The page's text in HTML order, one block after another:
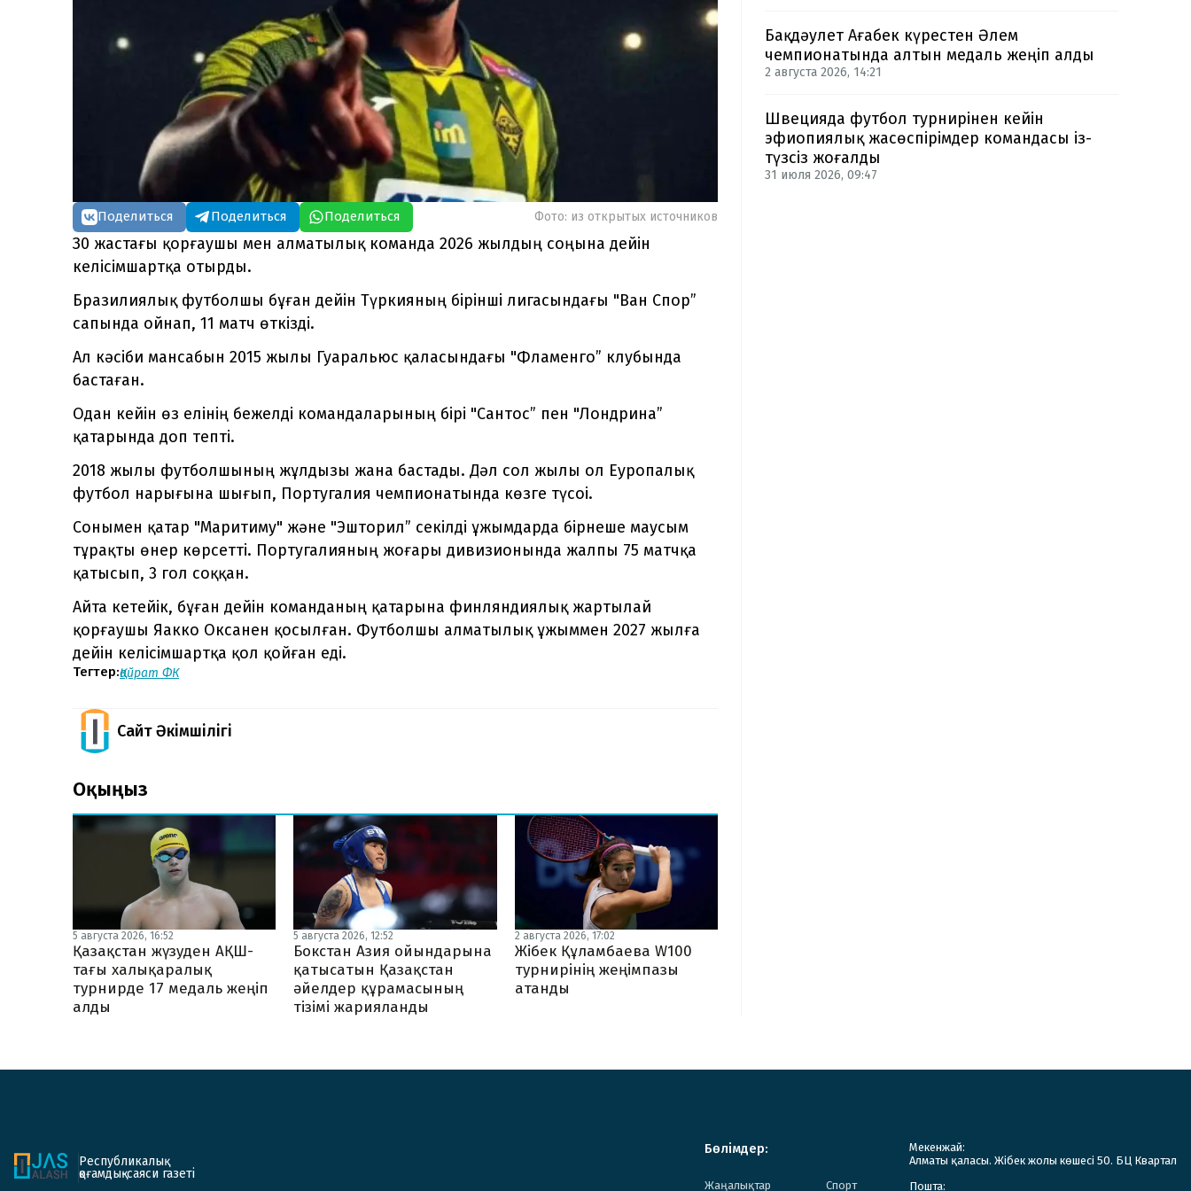
Поделиться Поделиться Поделиться Фото: из открытых источников
З0 жастағы қорғаушы мен алматылық команда 2026 жылдың соңына дейін
келісімшартқа отырды.
Бразилиялық футболшы бұған дейін Түркияның бірінші лигасындағы "Ван Спор”
сапында ойнап, 11 матч өткізді.
Ал кәсіби мансабын 2015 жылы Гуаральюс қаласындағы "Фламенго” клубында
бастаған.
Одан кейін өз елінің бежелді командаларының бірі "Сантос” пен "Лондрина”
қатарында доп тепті.
2018 жылы футболшының жұлдызы жана бастады. Дәл сол жылы ол Eуропалық
футбол нарығына шығып, Португалия чемпионатында көзге түсоі.
Сонымен қатар "Маритиму" және "Эшторил” секілді ұжымдарда бірнеше маусым
тұрақты өнер көрсетті. Португалияның жоғары дивизионында жалпы 75 матчқа
қатысып, 3 гол соққан.
Айта кетейік, бұған дейін команданың қатарына финляндиялық жартылай
қорғаушы Яакко Оксанен қосылған. Футболшы алматылық ұжыммен 2027 жылға
дейін келісімшартқа қол қойған еді.
Тегтер:Қайрат ФК
Сайт Әкімшілігі
Оқыңыз
5 августа 2026, 16:52
Қазақстан жүзуден АҚШ-
тағы халықаралық
турнирде 17 медаль жеңіп
алды
5 августа 2026, 12:52
Бокстан Азия ойындарына
қатысатын Қазақстан
әйелдер құрамасының
тізімі жарияланды
2 августа 2026, 17:02
Жібек Құламбаева W100
турнирінің жеңімпазы
атанды
Бақдәулет Ағабек күрестен Әлем
чемпионатында алтын медаль жеңіп алды
2 августа 2026, 14:21
Швецияда футбол турнирінен кейін
эфиопиялық жасөспірімдер командасы із-
түзсіз жоғалды
31 июля 2026, 09:47
Республикалық
қоғамдық-саяси газеті
Бөлімдер:
Жаңалықтар Спорт
Мекенжай:
Алматы қаласы. Жібек жолы көшесі 50. БЦ Квартал
Пошта: